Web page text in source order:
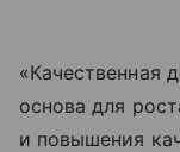
«Качественная
основа для
и повышения